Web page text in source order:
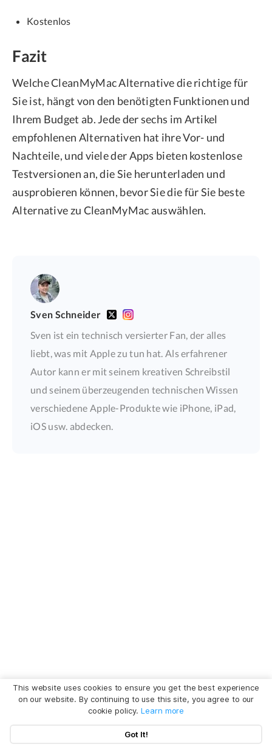
Kostenlos
Fazit
Welche CleanMyMac Alternative die richtige für
Sie ist, hängt von den benötigten Funktionen und
Ihrem Budget ab. Jede der sechs im Artikel
empfohlenen Alternativen hat ihre Vor- und
Nachteile, und viele der Apps bieten kostenlose
Testversionen an, die Sie herunterladen und
ausprobieren können, bevor Sie die für Sie beste
Alternative zu CleanMyMac auswählen.
Sven Schneider
Sven ist ein technisch versierter Fan, der alles
liebt, was mit Apple zu tun hat. Als erfahrener
Autor kann er mit seinem kreativen Schreibstil
und seinem überzeugenden technischen Wissen
verschiedene Apple-Produkte wie iPhone, iPad,
iOS usw. abdecken.
This website uses cookies to ensure you get the best experience
on our website. By continuing to use this site, you agree to our
cookie policy.Learn more
Got It!